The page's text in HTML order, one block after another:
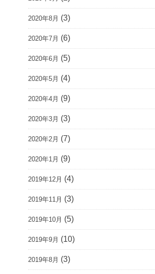
2020年8月 (3)
2020年7月 (6)
2020年6月 (5)
2020年5月 (4)
2020年4月 (9)
2020年3月 (3)
2020年2月 (7)
2020年1月 (9)
2019年12月 (4)
2019年11月 (3)
2019年10月 (5)
2019年9月 (10)
2019年8月 (3)